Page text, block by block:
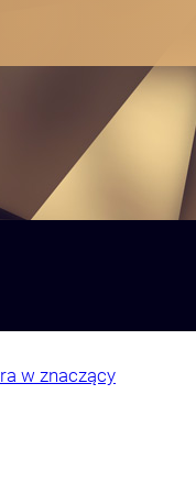
w znaczący